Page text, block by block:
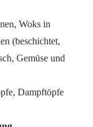
Woks in
(beschichtet,
Gemüse und
Dampftöpfe